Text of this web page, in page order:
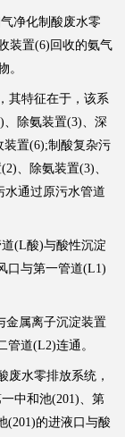
净化制酸废水零
装置(6)回收的氨气
。
特征在于，该系
除氨装置(3)、深
装置(6);制酸复杂污
、除氨装置(3)、
水通过原污水管道
(L酸)与酸性沉淀
口与第一管道(L1)
属离子沉淀装置
管道(L2)连通。
水零排放系统，
中和池(201)、第
(201)的进液口与酸